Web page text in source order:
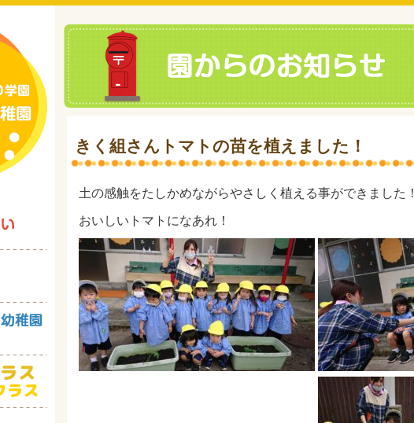
きく組さんトマトの苗を植えました！
土の感触をたしかめながらやさしく植える事ができました！
おいしいトマトになあれ！